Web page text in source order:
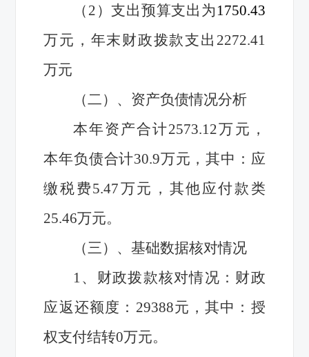
（2）支出预算支出为 1750.43
万元，年末财政拨款支出2272.41
万元
（二）、资产负债情况分析
本年资产合计2573.12万元，
本年负债合计30.9万元，其中：应
缴税费5.47万元，其他应付款类
25.46万元。
（三）、基础数据核对情况
1、财政拨款核对情况：财政
应返还额度：29388元，其中：授
权支付结转0万元。